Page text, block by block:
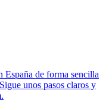
de forma sencilla
unos pasos claros y